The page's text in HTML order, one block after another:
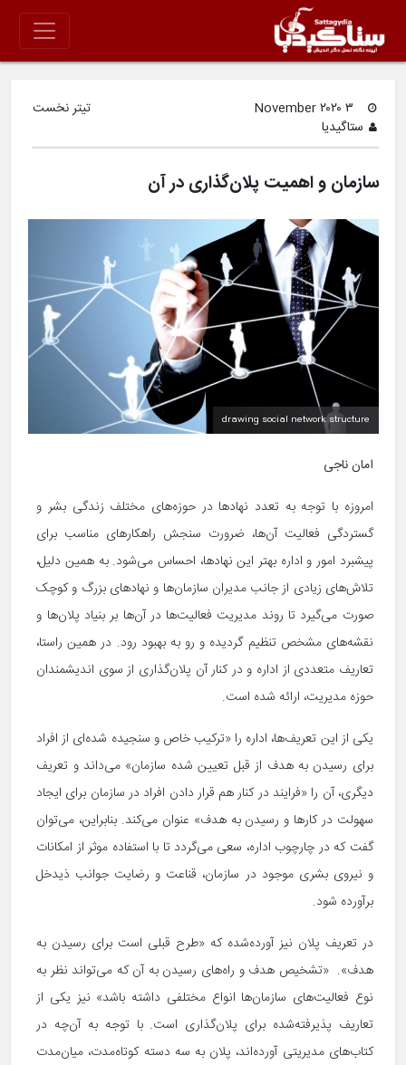
ستاگیدیا
تیتر نخست
سازمان و اهمیت پلان‌گذاری در آن
drawing social network structure
امان ناجی
امروزه با توجه به تعدد نهادها در حوزه‌های مختلف زندگی بشر و
گستردگی فعالیت آن‌ها، ضرورت سنجش راهکارهای مناسب برای
پیشبرد امور و اداره بهتر این نهادها، احساس می‌شود. به همین دلیل،
تلاش‌های زیادی از جانب مدیران سازمان‌ها و نهادهای بزرگ و کوچک
صورت می‌گیرد تا روند مدیریت فعالیت‌ها در آن‌ها بر بنیاد پلان‌ها و
نقشه‌های مشخص تنظیم گردیده و رو به بهبود رود. در همین راستا،
تعاریف متعددی از اداره و در کنار آن پلان‌گذاری از سوی اندیشمندان
حوزه مدیریت، ارائه شده است.
یکی از این تعریف‌ها، اداره را «ترکیب خاص و سنجیده شده‌ای از افراد
برای رسیدن به هدف از قبل تعیین شده سازمان» می‌داند و تعریف
دیگری، آن را «فرایند در کنار هم قرار دادن افراد در سازمان برای ایجاد
سهولت در کارها و رسیدن به هدف» عنوان می‌کند. بنابراین، می‌توان
گفت که در چارچوب اداره، سعی می‌گردد تا با استفاده موثر از امکانات
و نیروی بشری موجود در سازمان، قناعت و رضایت جوانب ذیدخل
برآورده شود.
در تعریف پلان نیز آورده‌شده که «طرح قبلی است برای رسیدن به
هدف». «تشخیص هدف و راه‌های رسیدن به آن که می‌تواند نظر به
نوع فعالیت‌های سازمان‌ها انواع مختلفی داشته باشد» نیز یکی از
تعاریف پذیرفته‌شده برای پلان‌گذاری است. با توجه به آن‌چه در
کتاب‌های مدیریتی آورده‌اند، پلان به سه دسته کوتاه‌مدت، میان‌مدت